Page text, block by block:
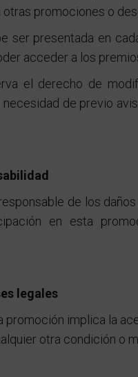
promociones o
ser presentada en
acceder a los
el derecho de
de previo
de los
en esta
legales
promoción implica la
otra condición o